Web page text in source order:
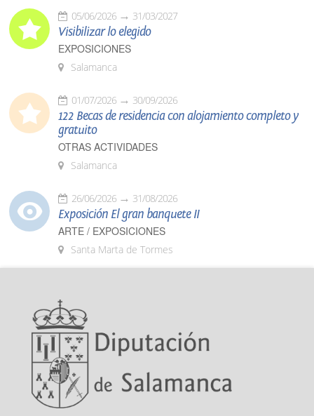
05/06/2026 31/03/2027
Visibilizar lo elegido
EXPOSICIONES
Salamanca
01/07/2026 30/09/2026
122 Becas de residencia con alojamiento completo y
gratuito
OTRAS ACTIVIDADES
Salamanca
26/06/2026 31/08/2026
Exposición El gran banquete II
ARTE / EXPOSICIONES
Santa Marta de Tormes